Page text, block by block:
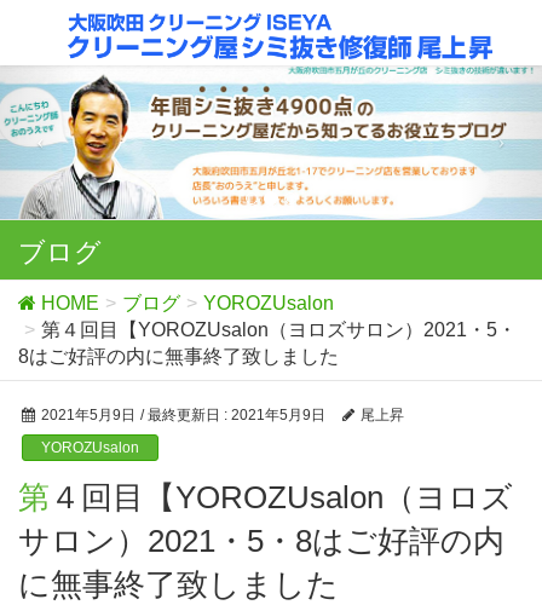
ブログ
HOME ブログ
YOROZUsalon
第４回目【YOROZUsalon（ヨロズサロン）2021・5・
8はご好評の内に無事終了致しました
2021年5月9日 / 最終更新日 : 2021年5月9日
尾上昇
YOROZUsalon
第４回目【YOROZUsalon（ヨロズ
サロン）2021・5・8はご好評の内
に無事終了致しました